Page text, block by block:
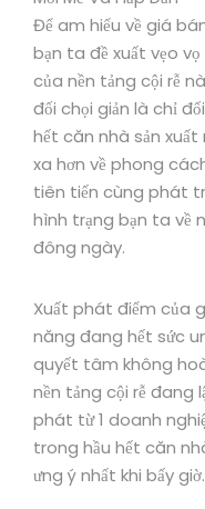
Để am hiểu về giá
bạn ta đề xuất vẹo
của nền tảng cội rễ
đối chọi giản là chỉ
hết căn nhà sản
xa hơn về phong
tiên tiến cùng phát
hình trạng bạn ta về
đông ngày.
Xuất phát điểm của
năng đang hết sức
quyết tâm không
nền tảng cội rễ đang
phát từ 1 doanh
trong hầu hết căn
ưng ý nhất khi bấy giờ.